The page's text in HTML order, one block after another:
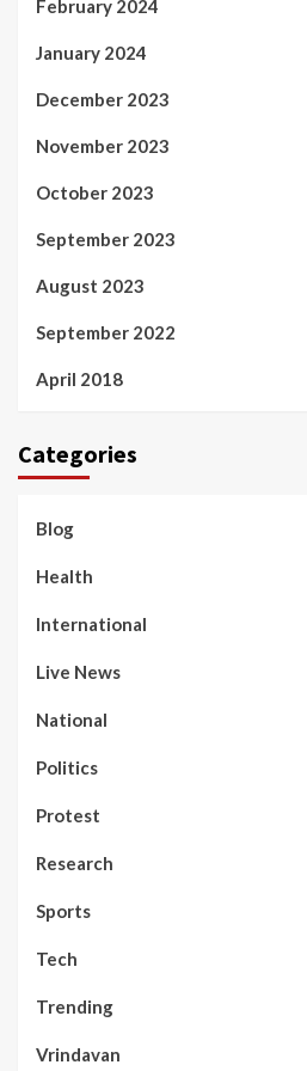
February 2024
January 2024
December 2023
November 2023
October 2023
September 2023
August 2023
September 2022
April 2018
Categories
Blog
Health
International
Live News
National
Politics
Protest
Research
Sports
Tech
Trending
Vrindavan